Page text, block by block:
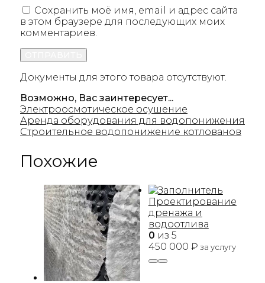
Сохранить моё имя, email и адрес сайта
в этом браузере для последующих моих
комментариев.
Документы для этого товара отсутствуют.
Возможно, Вас заинтересует...
Электроосмотическое осушение
Аренда оборудования для водопонижения
Строительное водопонижение котлованов
Похожие
Проектирование
дренажа и
водоотлива
0 из 5
450 000 ₽ за услугу